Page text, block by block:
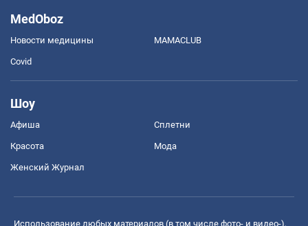
MedOboz
Новости медицины MAMACLUB
Covid
Шоу
Афиша Сплетни
Красота Мода
Женский Журнал
Использование любых материалов (в том числе фото- и видео-),